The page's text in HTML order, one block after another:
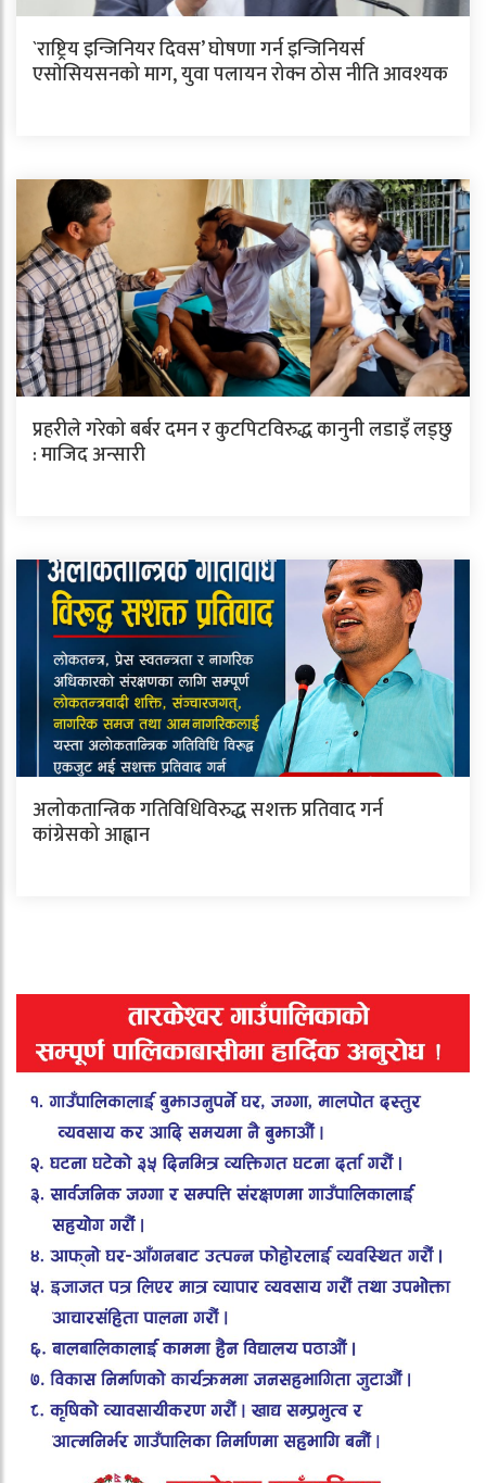
`राष्ट्रिय इन्जिनियर दिवस’ घोषणा गर्न इन्जिनियर्स
एसाेसियसनको माग, युवा पलायन रोक्न ठोस नीति आवश्यक
प्रहरीले गरेको बर्बर दमन र कुटपिटविरुद्ध कानुनी लडाइँ लड्छु
: माजिद अन्सारी
अलोकतान्त्रिक गतिविधिविरुद्ध सशक्त प्रतिवाद गर्न
कांग्रेसको आह्वान